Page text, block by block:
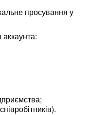
просування у